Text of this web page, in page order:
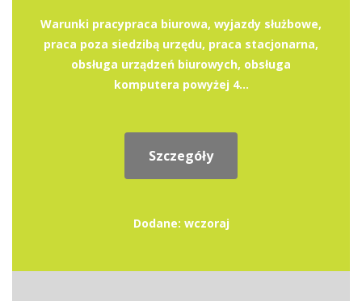
Warunki pracypraca biurowa, wyjazdy służbowe,
praca poza siedzibą urzędu, praca stacjonarna,
obsługa urządzeń biurowych, obsługa
komputera powyżej 4...
Szczegóły
Dodane: wczoraj